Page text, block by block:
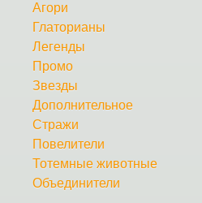
Агори
Глаторианы
Легенды
Промо
Звезды
Дополнительное
Стражи
Повелители
Тотемные животные
Объединители